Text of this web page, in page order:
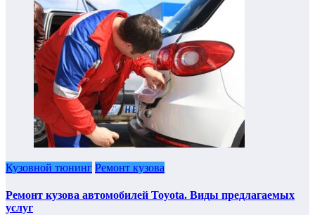
Кузовной тюнинг Ремонт кузова
Ремонт кузова автомобилей Toyota. Виды предлагаемых
услуг